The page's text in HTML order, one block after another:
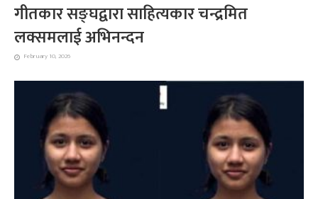
गीतकार सङ्घद्वारा साहित्यकार चन्द्रमित
लक्समलाई अभिनन्दन
February 10, 2026